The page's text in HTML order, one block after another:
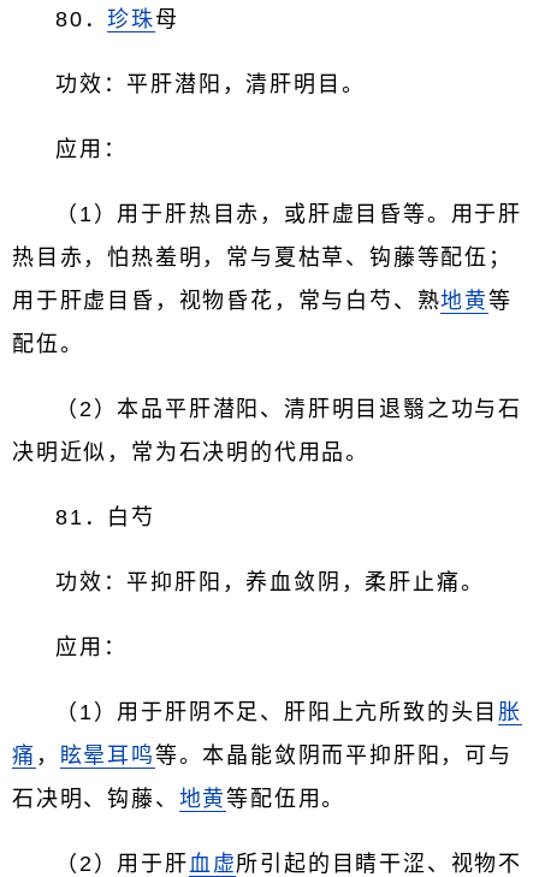
80．珍珠母
功效：平肝潜阳，清肝明目。
应用：
（1）用于肝热目赤，或肝虚目昏等。用于肝
热目赤，怕热羞明，常与夏枯草、钩藤等配伍；
用于肝虚目昏，视物昏花，常与白芍、熟地黄等
配伍。
（2）本品平肝潜阳、清肝明目退翳之功与石
决明近似，常为石决明的代用品。
81．白芍
功效：平抑肝阳，养血敛阴，柔肝止痛。
应用：
（1）用于肝阴不足、肝阳上亢所致的头目 胀
痛 ， 眩晕 耳鸣等。本晶能敛阴而平抑肝阳，可与
石决明、钩藤、 地黄等配伍用。
（2）用于肝血虚所引起的目睛干涩、视物不